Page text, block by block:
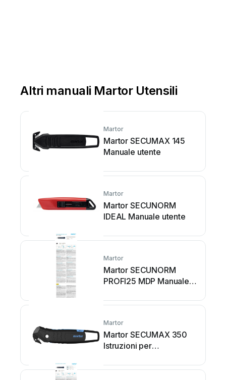
Altri manuali Martor Utensili
Martor
Martor SECUMAX 145
Manuale utente
Martor
Martor SECUNORM
IDEAL Manuale utente
Martor
Martor SECUNORM
PROFI25 MDP Manuale
Martor
Martor SECUMAX 350
Istruzioni per
funzionamento